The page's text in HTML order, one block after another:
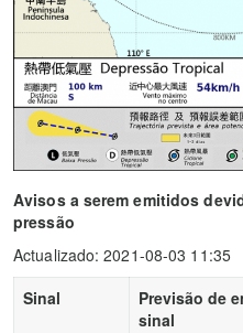
Avisos a serem emitidos
pressão
Actualizado: 2021-08-03 11:35
Sinal
Previsão de
sinal